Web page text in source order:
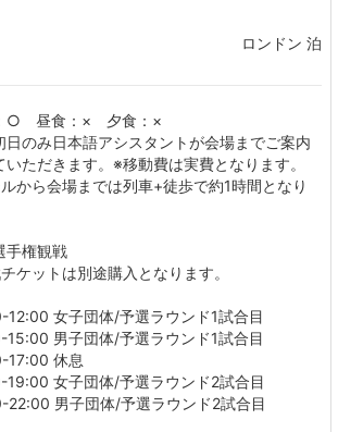
ロンドン 泊
○ 昼食：× 夕食：×
日のみ日本語アシスタントが会場までご案内
いただきます。※移動費は実費となります。
から会場までは列車+徒歩で約1時間となり
手権観戦
ケットは別途購入となります。
12:00 女子団体/予選ラウンド1試合目
15:00 男子団体/予選ラウンド1試合目
17:00 休息
19:00 女子団体/予選ラウンド2試合目
22:00 男子団体/予選ラウンド2試合目